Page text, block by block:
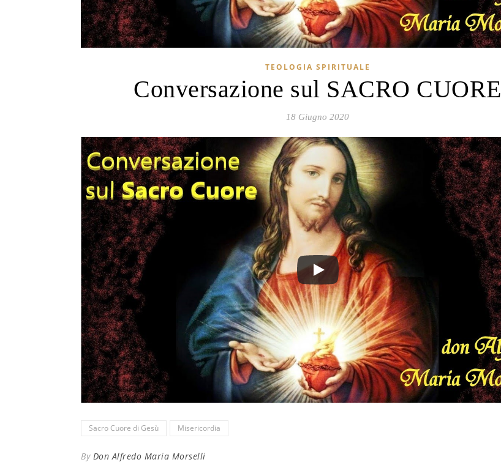
TEOLOGIA SPIRITUALE
Conversazione sul SACRO CUORE
18 Giugno 2020
Sacro Cuore di Gesù Misericordia
By Don Alfredo Maria Morselli